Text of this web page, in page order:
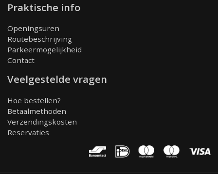
Praktische info
Openingsuren
Routebeschrijving
Parkeermogelijkheid
Contact
Veelgestelde vragen
Hoe bestellen?
Betaalmethoden
Verzendingskosten
Reservaties